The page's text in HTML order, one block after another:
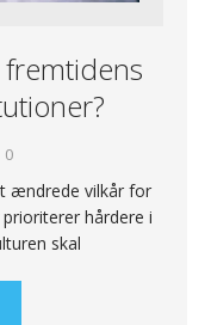
fremtidens
0
ændrede vilkår for
hårdere i
skal